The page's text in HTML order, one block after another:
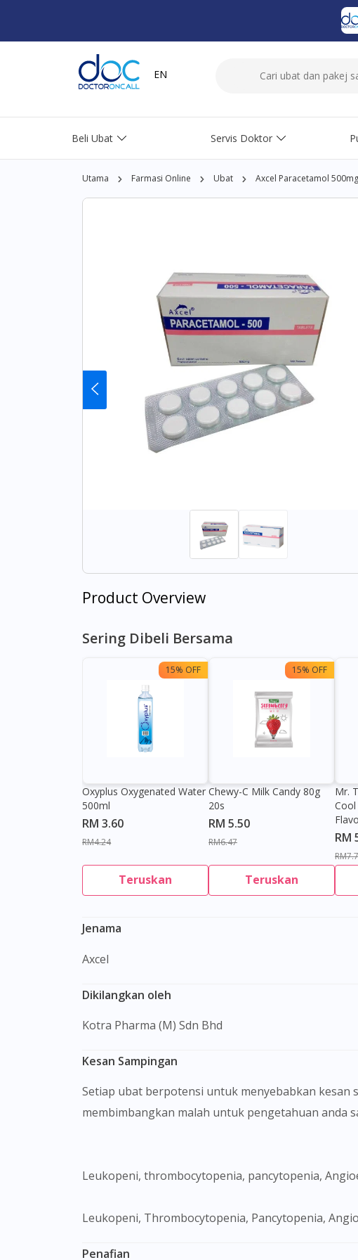
EN
Beli Ubat Servis Doktor
Utama Farmasi Online Ubat Axcel Paracetamol
Product Overview
Sering Dibeli Bersama
15% OFF
Oxyplus Oxygenated Water
500ml
RM 3.60
RM4.24
Teruskan
15% OFF
Chewy-C Milk Candy 80g
20s
RM 5.50
RM6.47
Teruskan
Mr.
RM
Jenama
Axcel
Dikilangkan oleh
Kotra Pharma (M) Sdn Bhd
Kesan Sampingan
Setiap ubat berpotensi untuk menyebabkan kesan
membimbangkan malah untuk pengetahuan anda
Leukopeni, thrombocytopenia, pancytopenia,
Leukopeni, Thrombocytopenia, Pancytopenia,
Penafian